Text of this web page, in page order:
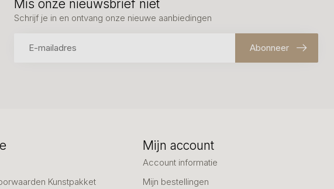
Mis onze nieuwsbrief niet
Schrijf je in en ontvang onze nieuwe aanbiedingen
Abonneer
Kunstpakket
Mijn account
Account informatie
Mijn bestellingen